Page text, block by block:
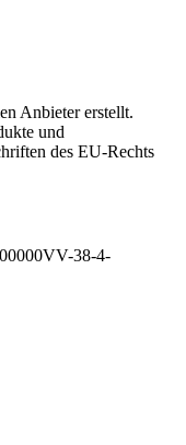
Anbieter erstellt.
und
des EU-Rechts
38-4-